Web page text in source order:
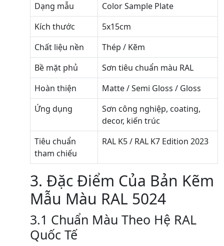
Dạng mẫu
Color Sample Plate
Kích thước
5x15cm
Chất liệu nền
Thép / Kẽm
Bề mặt phủ
Sơn tiêu chuẩn màu RAL
Hoàn thiện
Matte / Semi Gloss / Gloss
Ứng dụng
Sơn công nghiệp, coating,
decor, kiến trúc
Tiêu chuẩn
tham chiếu
RAL K5 / RAL K7 Edition 2023
3. Đặc Điểm Của Bản Kẽm
Mẫu Màu RAL 5024
3.1 Chuẩn Màu Theo Hệ RAL
Quốc Tế